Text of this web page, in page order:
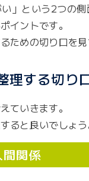
い」という2つの
イントです。
ための切り口を見
理する切り
ていきます。
ると良いでしょう
関係